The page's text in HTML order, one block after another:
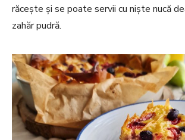
răcește și se poate servii cu niște nucă
zahăr pudră.